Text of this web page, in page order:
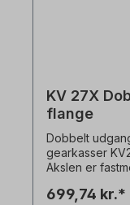
KV 27X
flange
Dobbelt
gearkasser
Akslen er
bindende
699,74 kr.*